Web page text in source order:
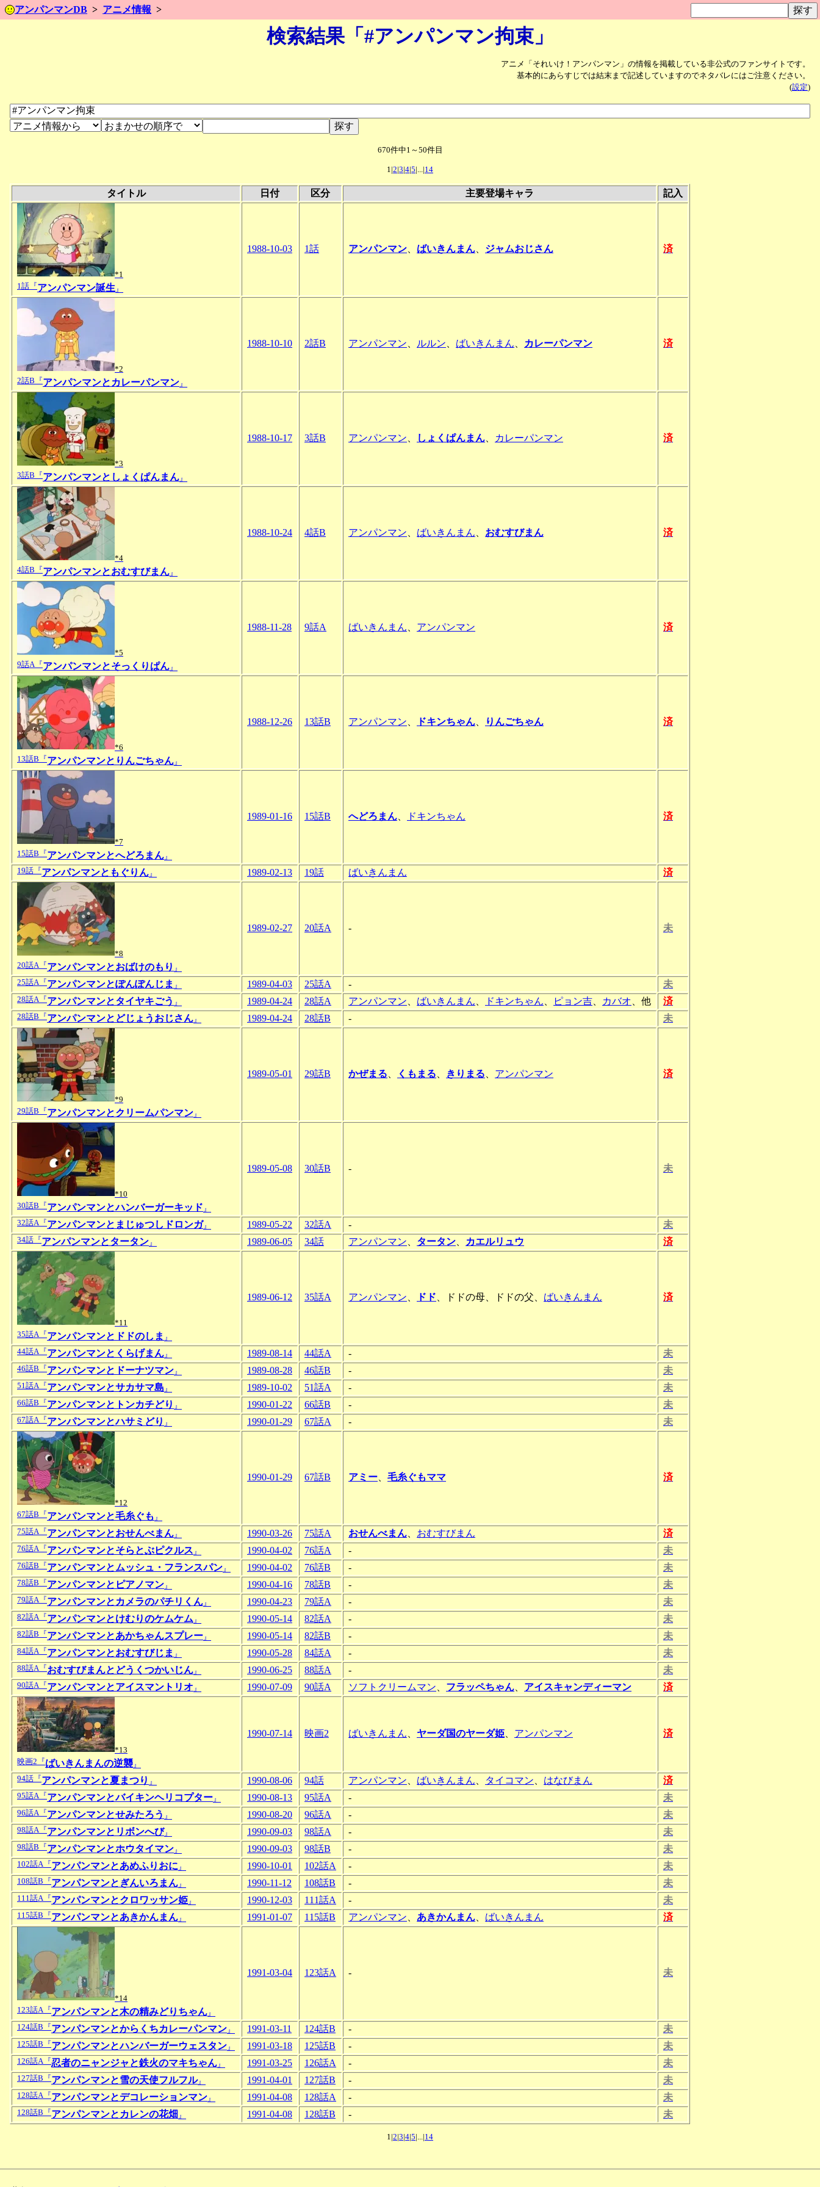
アンパンマンDB アニメ情報
検索結果「#アンパンマン拘束」
アニメ「それいけ！アンパンマン」の情報を掲載している非公式のファンサイトです。
基本的にあらすじでは結末まで記述していますのでネタバレにはご注意ください。
(設定)
670件中1～50件目
1|2|3|4|5|...|14
タイトル 日付 区分 主要登場キャラ 記入
*1
1話『アンパンマン誕生 』
1988-10-03 1話 アンパンマン ばいきんまん ジャムおじさん 済
*2
2話B『アンパンマンとカレーパンマン 』
1988-10-10 2話B アンパンマン ルルン ばいきんまん カレーパンマン 済
*3
3話B『アンパンマンとしょくぱんまん 』
1988-10-17 3話B アンパンマン しょくぱんまん カレーパンマン 済
*4
4話B『アンパンマンとおむすびまん 』
1988-10-24 4話B アンパンマン ばいきんまん おむすびまん 済
*5
9話A『アンパンマンとそっくりぱん 』
1988-11-28 9話A ばいきんまん アンパンマン 済
*6
13話B『アンパンマンとりんごちゃん 』
1988-12-26 13話B アンパンマン ドキンちゃん りんごちゃん 済
*7
15話B『アンパンマンとへどろまん 』
1989-01-16 15話B へどろまん ドキンちゃん 済
19話『アンパンマンともぐりん 』 1989-02-13 19話 ばいきんまん 済
*8
20話A『アンパンマンとおばけのもり 』
1989-02-27 20話A - 未
25話A『アンパンマンとぽんぽんじま 』 1989-04-03 25話A - 未
28話A『アンパンマンとタイヤキごう 』 1989-04-24 28話A アンパンマン ばいきんまん ドキンちゃん ピョン吉 カバオ 、他 済
28話B『アンパンマンとどじょうおじさん 』 1989-04-24 28話B - 未
*9
29話B『アンパンマンとクリームパンマン 』
1989-05-01 29話B かぜまる くもまる きりまる アンパンマン 済
*10
30話B『アンパンマンとハンバーガーキッド 』
1989-05-08 30話B - 未
32話A『アンパンマンとまじゅつしドロンガ 』 1989-05-22 32話A - 未
34話『アンパンマンとタータン 』 1989-06-05 34話 アンパンマン タータン カエルリュウ 済
*11
35話A『アンパンマンとドドのしま 』
1989-06-12 35話A アンパンマン ドド 、ドドの母、ドドの父、 ばいきんまん 済
44話A『アンパンマンとくらげまん 』 1989-08-14 44話A - 未
46話B『アンパンマンとドーナツマン 』 1989-08-28 46話B - 未
51話A『アンパンマンとサカサマ島 』 1989-10-02 51話A - 未
66話B『アンパンマンとトンカチどり 』 1990-01-22 66話B - 未
67話A『アンパンマンとハサミどり 』 1990-01-29 67話A - 未
*12
67話B『アンパンマンと毛糸ぐも 』
1990-01-29 67話B アミー 毛糸ぐもママ 済
75話A『アンパンマンとおせんべまん 』 1990-03-26 75話A おせんべまん おむすびまん 済
76話A『アンパンマンとそらとぶピクルス 』 1990-04-02 76話A - 未
76話B『アンパンマンとムッシュ・フランスパン 』 1990-04-02 76話B - 未
78話B『アンパンマンとピアノマン 』 1990-04-16 78話B - 未
79話A『アンパンマンとカメラのパチリくん 』 1990-04-23 79話A - 未
82話A『アンパンマンとけむりのケムケム 』 1990-05-14 82話A - 未
82話B『アンパンマンとあかちゃんスプレー 』 1990-05-14 82話B - 未
84話A『アンパンマンとおむすびじま 』 1990-05-28 84話A - 未
88話A『おむすびまんとどうくつかいじん 』 1990-06-25 88話A - 未
90話A『アンパンマンとアイスマントリオ 』 1990-07-09 90話A ソフトクリームマン フラッペちゃん アイスキャンディーマン 済
*13
映画2『ばいきんまんの逆襲 』
1990-07-14 映画2 ばいきんまん ヤーダ国のヤーダ姫 アンパンマン 済
94話『アンパンマンと夏まつり 』 1990-08-06 94話 アンパンマン ばいきんまん タイコマン はなびまん 済
95話A『アンパンマンとバイキンヘリコプター 』 1990-08-13 95話A - 未
96話A『アンパンマンとせみたろう 』 1990-08-20 96話A - 未
98話A『アンパンマンとリボンへび 』 1990-09-03 98話A - 未
98話B『アンパンマンとホウタイマン 』 1990-09-03 98話B - 未
102話A『アンパンマンとあめふりおに 』 1990-10-01 102話A - 未
108話B『アンパンマンとぎんいろまん 』 1990-11-12 108話B - 未
111話A『アンパンマンとクロワッサン姫 』 1990-12-03 111話A - 未
115話B『アンパンマンとあきかんまん 』 1991-01-07 115話B アンパンマン あきかんまん ばいきんまん 済
*14
123話A『アンパンマンと木の精みどりちゃん 』
1991-03-04 123話A - 未
124話B『アンパンマンとからくちカレーパンマン 』 1991-03-11 124話B - 未
125話B『アンパンマンとハンバーガーウェスタン 』 1991-03-18 125話B - 未
126話A『忍者のニャンジャと鉄火のマキちゃん 』 1991-03-25 126話A - 未
127話B『アンパンマンと雪の天使フルフル』 1991-04-01 127話B - 未
128話A『アンパンマンとデコレーションマン 』 1991-04-08 128話A - 未
128話B『アンパンマンとカレンの花畑 』 1991-04-08 128話B - 未
1| 2 3 4 5 |...| 14